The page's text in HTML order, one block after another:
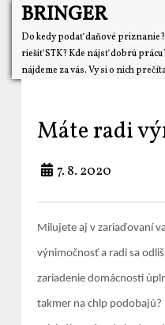
BRINGER
Do kedy podať daňové
riešiť STK? Kde nájsť dobrú
nájdeme za vás. Vy si o nich
Máte radi
7. 8. 2020
Milujete aj v zariaďovaní
výnimočnosť a radi sa
zariadenie domácnosti
takmer na chlp